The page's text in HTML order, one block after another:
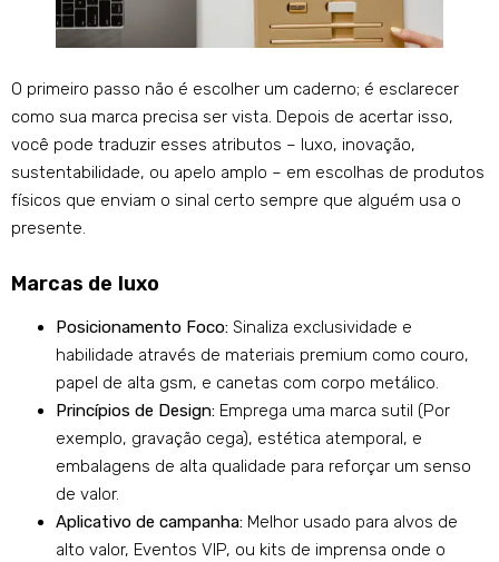
O primeiro passo não é escolher um caderno; é esclarecer
como sua marca precisa ser vista. Depois de acertar isso,
você pode traduzir esses atributos – luxo, inovação,
sustentabilidade, ou apelo amplo – em escolhas de produtos
físicos que enviam o sinal certo sempre que alguém usa o
presente.
Marcas de luxo
Posicionamento Foco: Sinaliza exclusividade e
habilidade através de materiais premium como couro,
papel de alta gsm, e canetas com corpo metálico.
Princípios de Design: Emprega uma marca sutil (Por
exemplo, gravação cega), estética atemporal, e
embalagens de alta qualidade para reforçar um senso
de valor.
Aplicativo de campanha: Melhor usado para alvos de
alto valor, Eventos VIP, ou kits de imprensa onde o